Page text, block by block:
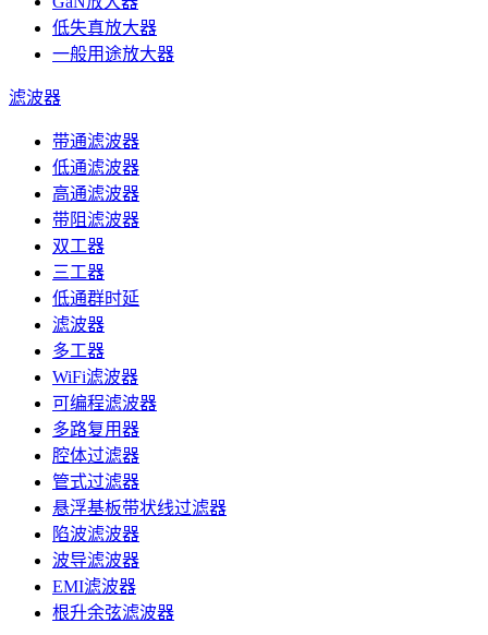
低失真放大器
一般用途放大器
滤波器
带通滤波器
低通滤波器
高通滤波器
带阻滤波器
双工器
三工器
低通群时延
滤波器
多工器
WiFi滤波器
可编程滤波器
多路复用器
腔体过滤器
管式过滤器
悬浮基板带状线过滤器
陷波滤波器
波导滤波器
EMI滤波器
根升余弦滤波器